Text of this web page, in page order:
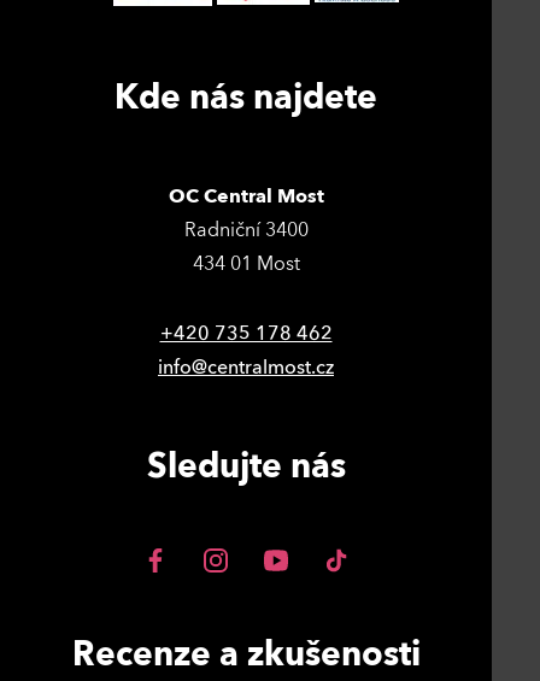
Kde nás najdete
OC Central Most
Radniční 3400
434 01 Most
+420 735 178 462
info@centralmost.cz
Sledujte nás
Recenze a zkušenosti